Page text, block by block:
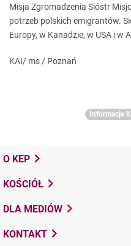
Misja Zgromadzenia Sióstr
potrzeb polskich emigrantów.
Europy, w Kanadzie, w USA i w
KAI/ ms / Poznań
Informacje
O KEP
KOŚCIÓŁ
DLA MEDIÓW
KONTAKT